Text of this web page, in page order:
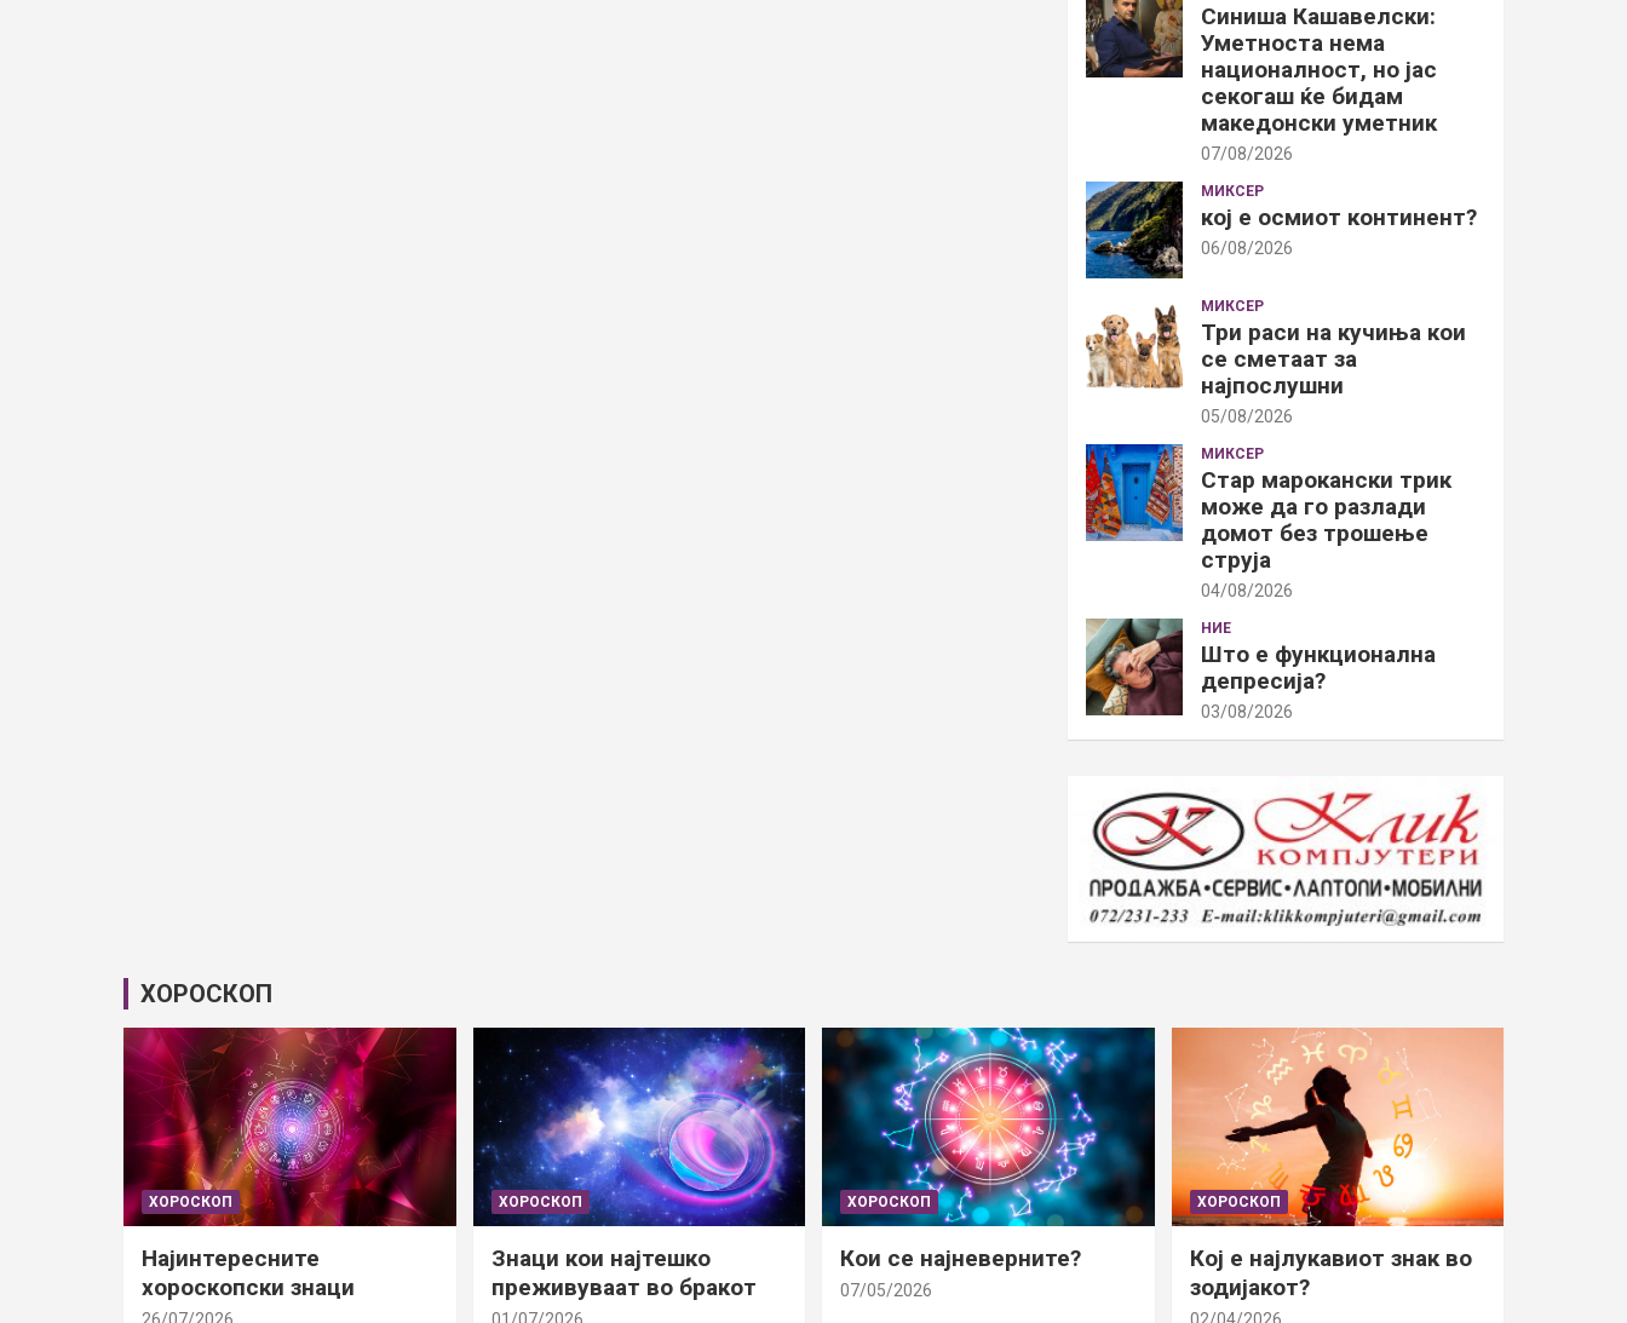
Синиша Кашавелски:
Уметноста нема
националност, но јас
секогаш ќе бидам
македонски уметник
07/08/2026
МИКСЕР
кој е осмиот континент?
06/08/2026
МИКСЕР
Три раси на кучиња кои
се сметаат за
најпослушни
05/08/2026
МИКСЕР
Стар марокански трик
може да го разлади
домот без трошење
струја
04/08/2026
НИЕ
Што е функционална
депресија?
03/08/2026
ХОРОСКОП
ХОРОСКОП
Најинтересните
хороскопски знаци
ХОРОСКОП
Знаци кои најтешко
преживуваат во бракот
ХОРОСКОП
Кои се најневерните?
07/05/2026
ХОРОСКОП
Кој е најлукавиот знак во
зодијакот?